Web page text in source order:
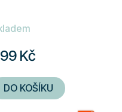
Kč
DO KOŠÍKU